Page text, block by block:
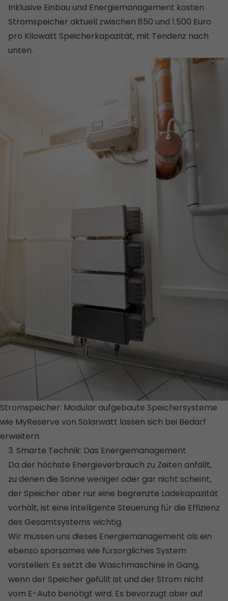
Inklusive Einbau und Energiemanagement kosten
Stromspeicher aktuell zwischen 850 und 1.500 Euro
pro Kilowatt Speicherkapazität, mit Tendenz nach
unten.
Stromspeicher: Modular aufgebaute Speichersysteme
wie MyReserve von Solarwatt lassen sich bei Bedarf
erweitern.
3. Smarte Technik: Das Energiemanagement
Da der höchste Energieverbrauch zu Zeiten anfällt,
zu denen die Sonne weniger oder gar nicht scheint,
der Speicher aber nur eine begrenzte Ladekapazität
vorhält, ist eine intelligente Steuerung für die Effizienz
des Gesamtsystems wichtig.
Wir müssen uns dieses Energiemanagement als ein
ebenso sparsames wie fürsorgliches System
vorstellen: Es setzt die Waschmaschine in Gang,
wenn der Speicher gefüllt ist und der Strom nicht
vom E-Auto benötigt wird. Es bevorzugt aber auf